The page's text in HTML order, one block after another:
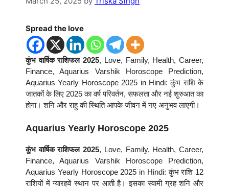
Spread the love
कुंभ वार्षिक राशिफल 2025, Love, Family, Health, Career,
Finance, Aquarius Varshik Horoscope Prediction,
Aquarius Yearly Horoscope 2025 in Hindi: कुंभ राशि के
जातकों के लिए 2025 का वर्ष परिवर्तन, सफलता और नई शुरुआत का
होगा। शनि और राहु की स्थिति आपके जीवन में नए अनुभव लाएगी।
Aquarius Yearly Horoscope 2025
कुंभ वार्षिक राशिफल 2025, Love, Family, Health, Career,
Finance, Aquarius Varshik Horoscope Prediction,
Aquarius Yearly Horoscope 2025 in Hindi: कुंभ राशि 12
राशियों में ग्यारहवें स्थान पर आती है। इसका स्वामी ग्रह शनि और